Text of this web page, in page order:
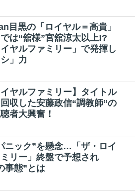
目黒の「ロイヤル＝高貴」
は“舘様”宮舘涼太以上!?
イヤルファミリー」で発揮し
」力
イヤルファミリー】タイトル
収した安藤政信“調教師”の
者大興奮！
ニック”を懸念…「ザ・ロイ
リー」終盤で予想され
事態”とは